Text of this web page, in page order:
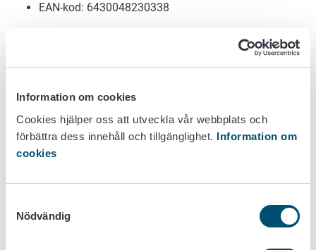
Information om cookies
Cookies hjälper oss att utveckla vår webbplats och
förbättra dess innehåll och tillgänglighet. Information om
cookies
Nödvändig
EAN-kod: 6430048230338
Partiet i fråga har under november-december 2025
kundtjänst i frågor som rör återbetalning och retur: Foods
kundtjänstinfo@foodin.fi+358 40 648 6670.
Ärendet sköts vid Livsmedelsverket av specialexpert Mika
Varjonen, tfn 050 38 68 416,
(Foto: Foodin)